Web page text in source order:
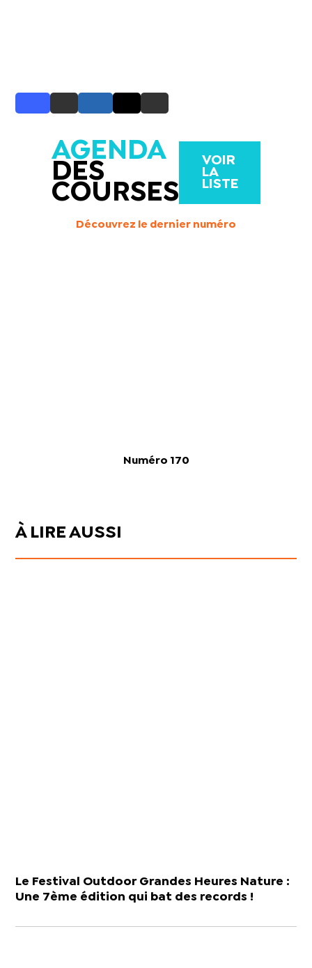
AGENDA
DES
COURSES
VOIR
LA
LISTE
Découvrez le dernier numéro
Numéro 170
À LIRE AUSSI
Le Festival Outdoor Grandes Heures Nature :
Une 7ème édition qui bat des records !